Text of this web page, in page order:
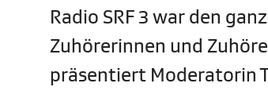
Radio SRF 3 war den
Zuhörerinnen und
präsentiert Moderatorin